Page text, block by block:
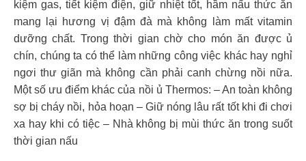
kiệm gas, tiết kiệm điện, giữ nhiệt tốt, hầm nấu thức ăn
mang lại hương vị đậm đà mà không làm mất vitamin
dưỡng chất. Trong thời gian chờ cho món ăn được ủ
chín, chúng ta có thể làm những công việc khác hay nghỉ
ngơi thư giãn mà không cần phải canh chừng nồi nữa.
Một số ưu điểm khác của nồi ủ Thermos: – An toàn không
sợ bị cháy nồi, hỏa hoạn – Giữ nóng lâu rất tốt khi đi chơi
xa hay khi có tiệc – Nhà không bị mùi thức ăn trong suốt
thời gian nấu